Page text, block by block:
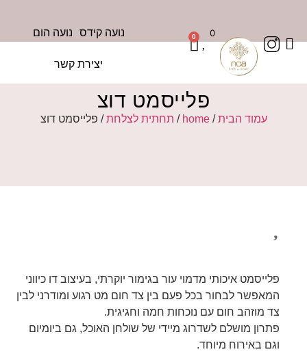
0
0 נועה קידס נועה הום
יצירת קשר
פלייסמט דוצ
עמוד הבית/
home
/ תחתית לצלחת/ פלייסמט דוצ
פלייסמט איכותי מדמוי עור בגימור יוקרתי, בעיצוב דו כיווני
המאפשר לבחור בכל פעם בין צד חום מט רגוע ומודרני לבין
צד מוזהב חום עם נוכחות חמה וחגיגית.
פתרון מושלם לשדרוג מיידי של שולחן האוכל, גם ביומיום
וגם באירוח מיוחד.